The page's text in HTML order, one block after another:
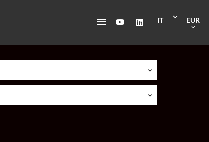
IT EUR